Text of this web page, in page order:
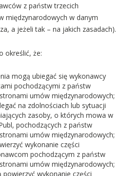
z państw trzecich
międzynarodowych w danym
a jeżeli tak – na jakich zasadach).
określić, że:
mogą ubiegać się wykonawcy
pochodzącymi z państw
umów międzynarodowych;
na zdolnościach lub sytuacji
zasoby, o których mowa w
pochodzących z państw
umów międzynarodowych;
wykonanie części
pochodzącym z państw
umów międzynarodowych;
wykonanie części